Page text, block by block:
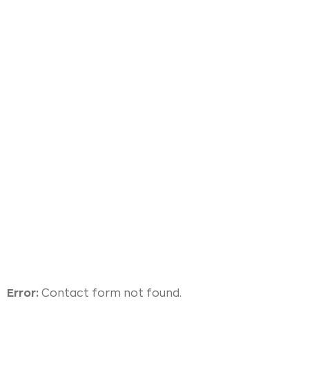
Error: Contact form not found.